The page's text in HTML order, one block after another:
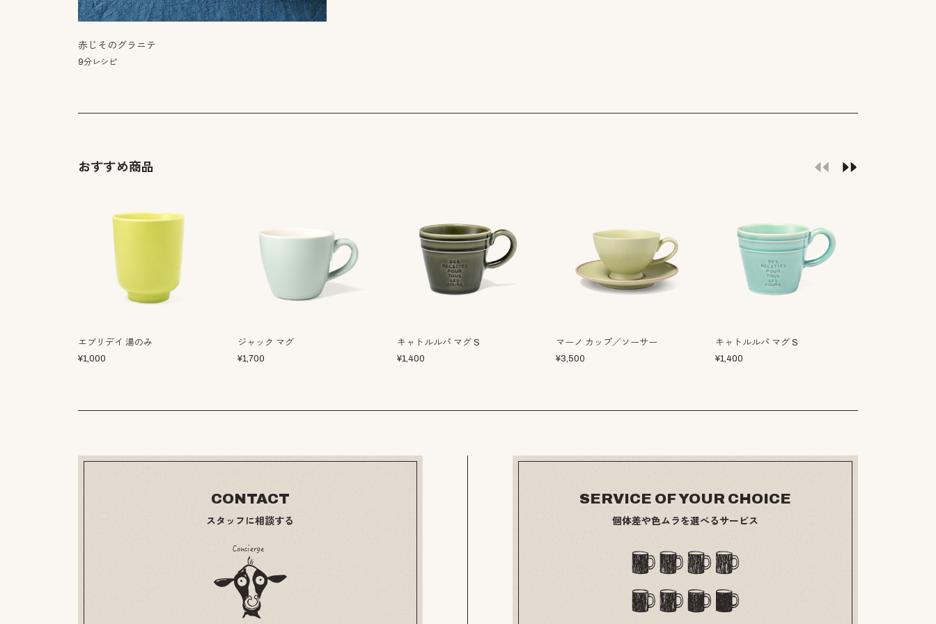
赤じそのグラニテ
9分レシピ
おすすめ商品
エブリデイ 湯のみ
¥1,000
ジャック マグ
¥1,700
キャトルルパ マグ S
¥1,400
マーノ カップ／ソーサー
¥3,500
キャトルルパ マグ S
¥1,400
CONTACT
スタッフに相談する
SERVICE OF YOUR CHOICE
個体差や色ムラを選べるサービス